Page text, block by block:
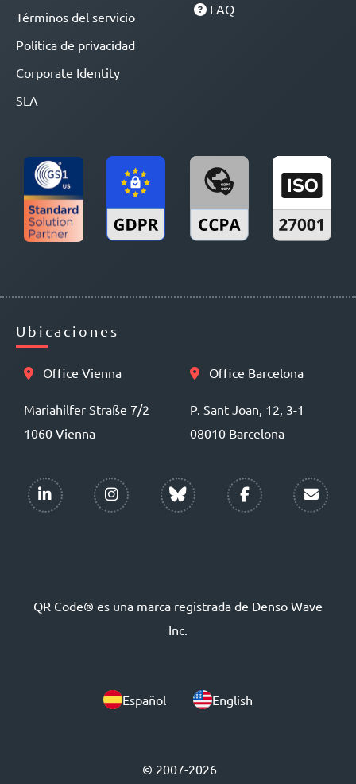
Términos del servicio
Política de privacidad
Corporate Identity
SLA
FAQ
Ubicaciones
Office Vienna
Mariahilfer Straße 7/2
1060 Vienna
Office Barcelona
P. Sant Joan, 12, 3-1
08010 Barcelona
QR Code® es una marca registrada de Denso Wave
Inc.
Español English
© 2007-2026